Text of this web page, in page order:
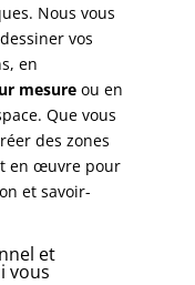
Nous vous
vos
en
mesureou en
Que vous
des zones
en œuvre pour
et savoir-
et
vous